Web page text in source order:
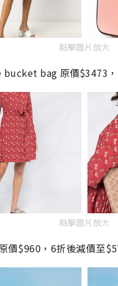
點擊圖片放大
bag 原價$3473，
點擊圖片放大
價$960，6折後減價至